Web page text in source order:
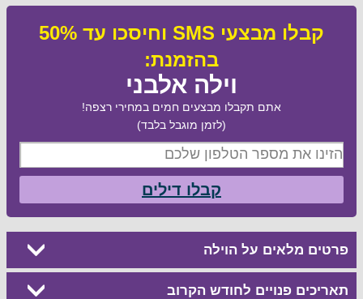
קבלו מבצעי SMS וחיסכו עד 50%
בהזמנת:
וילה אלבני
אתם תקבלו מבצעים חמים במחירי רצפה!
(לזמן מוגבל בלבד)
קבלו דילים
פרטים מלאים על הוילה
תאריכים פנויים לחודש הקרוב